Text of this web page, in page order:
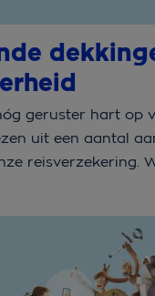
geruster hart op
uit een aantal
reisverzekering.